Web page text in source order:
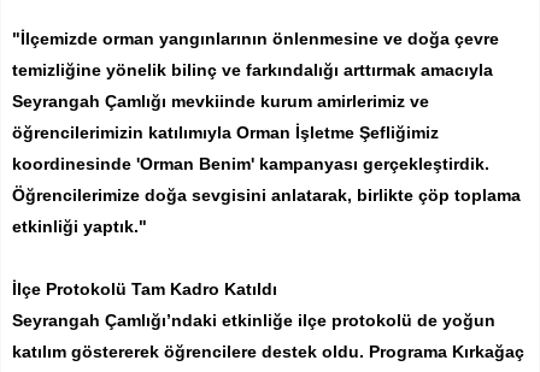
"İlçemizde orman yangınlarının önlenmesine ve doğa çevre
temizliğine yönelik bilinç ve farkındalığı arttırmak amacıyla
Seyrangah Çamlığı mevkiinde kurum amirlerimiz ve
öğrencilerimizin katılımıyla Orman İşletme Şefliğimiz
koordinesinde 'Orman Benim' kampanyası gerçekleştirdik.
Öğrencilerimize doğa sevgisini anlatarak, birlikte çöp toplama
etkinliği yaptık."
İlçe Protokolü Tam Kadro Katıldı
Seyrangah Çamlığı’ndaki etkinliğe ilçe protokolü de yoğun
katılım göstererek öğrencilere destek oldu. Programa Kırkağaç